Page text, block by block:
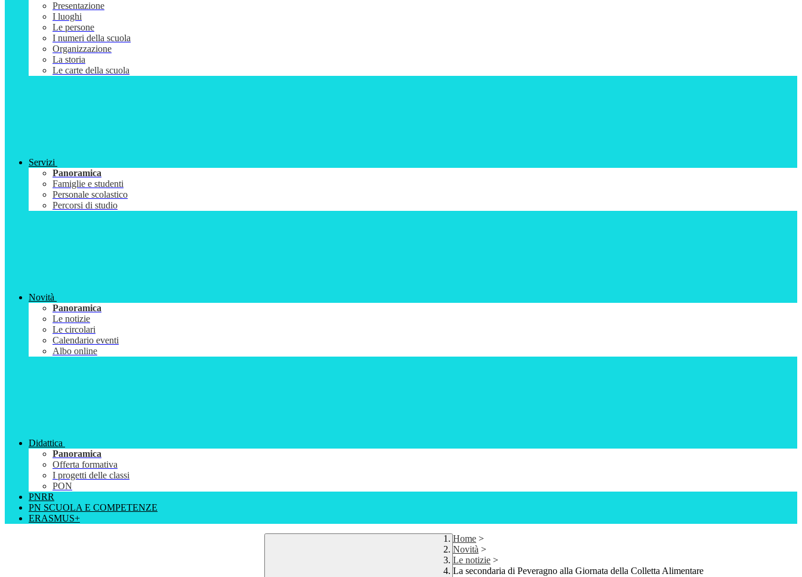
Presentazione
I luoghi
Le persone
I numeri della scuola
Organizzazione
La storia
Le carte della scuola
Servizi
Panoramica
Famiglie e studenti
Personale scolastico
Percorsi di studio
Novità
Panoramica
Le notizie
Le circolari
Calendario eventi
Albo online
Didattica
Panoramica
Offerta formativa
I progetti delle classi
PON
PNRR
PN SCUOLA E COMPETENZE
ERASMUS+
Home >
Novità >
Le notizie >
La secondaria di Peveragno alla Giornata della Colletta Alimentare